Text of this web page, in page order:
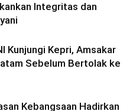
Integritas dan
Kunjungi Kepri, Amsakar
Sebelum Bertolak ke
Kebangsaan Hadirkan